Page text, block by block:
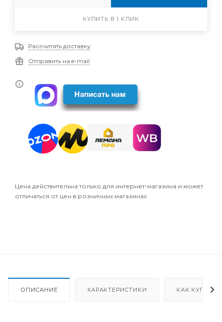
КУПИТЬ В 1 КЛИК
Рассчитать доставку
Отправить на e-mail
Цена действительна только для интернет-магазина и может
отличаться от цен в розничных магазинах
ОПИСАНИЕ ХАРАКТЕРИСТИКИ КАК КУПИТЬ